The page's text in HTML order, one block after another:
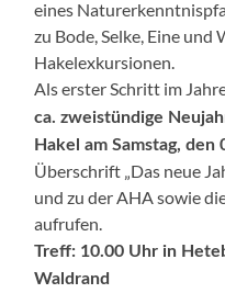
eines
zu Bode, Selke, Eine
Hakelexkursionen.
Als erster Schritt im
ca. zweistündige
Hakel am Samstag, den
Überschrift „Das neue
und zu der AHA sowie
aufrufen.
Treff: 10.00 Uhr in
Waldrand